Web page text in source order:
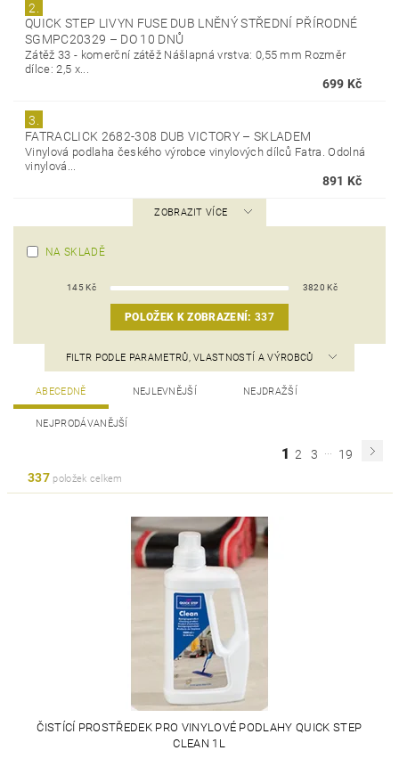
2.
QUICK STEP LIVYN FUSE DUB LNĚNÝ STŘEDNÍ PŘÍRODNÉ
SGMPC20329 – DO 10 DNŮ
Zátěž 33 - komerční zátěž Nášlapná vrstva: 0,55 mm Rozměr
dílce: 2,5 x...
699 Kč
3.
FATRACLICK 2682-308 DUB VICTORY –SKLADEM
Vinylová podlaha českého výrobce vinylových dílců Fatra. Odolná
vinylová...
891 Kč
ZOBRAZIT VÍCE
NA SKLADĚ
145Kč 3820 Kč
POLOŽEK K ZOBRAZENÍ: 337
FILTR PODLE PARAMETRŮ, VLASTNOSTÍ A VÝROBCŮ
ABECEDNĚ NEJLEVNĚJŠÍ NEJDRAŽŠÍ
NEJPRODÁVANĚJŠÍ
1 2 3 ... 19
337položek celkem
ČISTÍCÍ PROSTŘEDEK PRO VINYLOVÉ PODLAHY QUICK STEP
CLEAN 1L